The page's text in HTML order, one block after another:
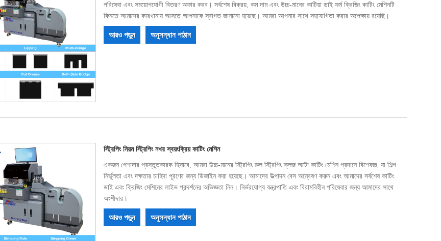
পরিষেবা এবং সময়োপযোগী বিতরণ অফার করব। সর্বশেষ বিক্রয়, কম দাম এবং উচ্চ-মানের কাটিয়া ডাই ফর্ম ক্রিজিং কাটিং মেশিনটি
কিনতে আমাদের কারখানায় আসতে আপনাকে স্বাগত জানানো হয়েছে। আমরা আপনার সাথে সহযোগিতা করার অপেক্ষায় রয়েছি।
আরও পড়ুন অনুসন্ধান পাঠান
স্ট্রিপিং নিয়ম স্ট্রিপিং নখর স্বয়ংক্রিয় কাটিং মেশিন
একজন পেশাদার প্রস্তুতকারক হিসাবে, আমরা উচ্চ-মানের স্ট্রিপিং রুল স্ট্রিপিং ক্লজ অটো কাটিং মেশিন প্রদানে বিশেষজ্ঞ, যা শিল্প
নির্ভুলতা এবং দক্ষতার চাহিদা পূরণের জন্য ডিজাইন করা হয়েছে। আমাদের উত্পাদন বেস অন্বেষণ করুন এবং আমাদের সর্বশেষ কাটিং
ডাই এবং ক্রিজিং মেশিনের লাইভ প্রদর্শনের অভিজ্ঞতা নিন। নির্ভরযোগ্য যন্ত্রপাতি এবং বিরামবিহীন পরিষেবার জন্য আমাদের সাথে
অংশীদার।
আরও পড়ুন অনুসন্ধান পাঠান